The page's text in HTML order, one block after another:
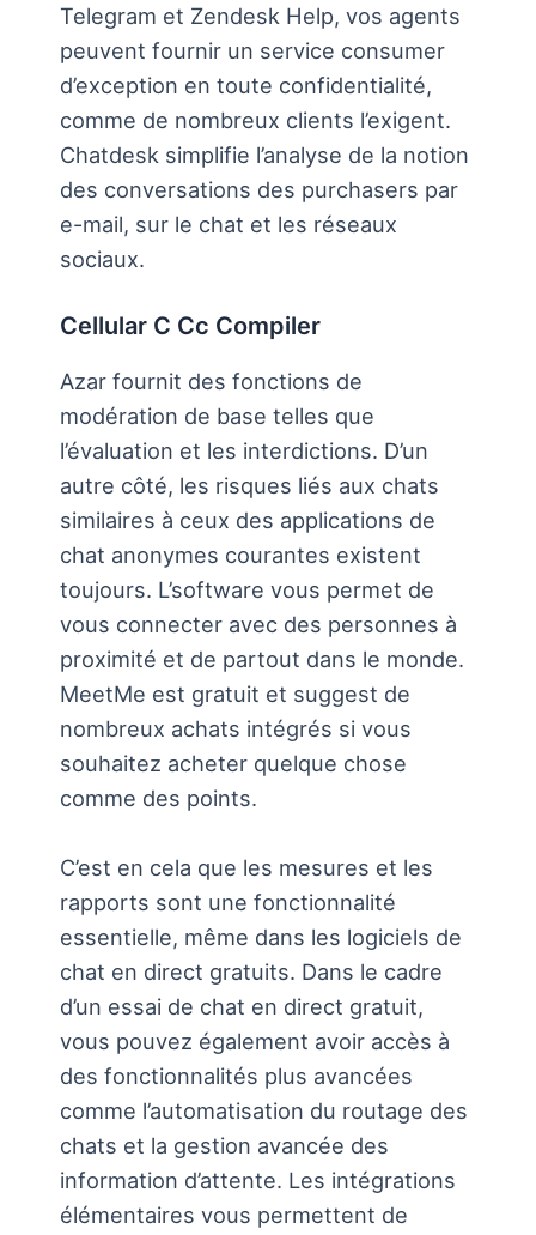
Telegram et Zendesk Help, vos agents
peuvent fournir un service consumer
d’exception en toute confidentialité,
comme de nombreux clients l’exigent.
Chatdesk simplifie l’analyse de la notion
des conversations des purchasers par
e-mail, sur le chat et les réseaux
sociaux.
Cellular C Cc Compiler
Azar fournit des fonctions de
modération de base telles que
l’évaluation et les interdictions. D’un
autre côté, les risques liés aux chats
similaires à ceux des applications de
chat anonymes courantes existent
toujours. L’software vous permet de
vous connecter avec des personnes à
proximité et de partout dans le monde.
MeetMe est gratuit et suggest de
nombreux achats intégrés si vous
souhaitez acheter quelque chose
comme des points.
C’est en cela que les mesures et les
rapports sont une fonctionnalité
essentielle, même dans les logiciels de
chat en direct gratuits. Dans le cadre
d’un essai de chat en direct gratuit,
vous pouvez également avoir accès à
des fonctionnalités plus avancées
comme l’automatisation du routage des
chats et la gestion avancée des
information d’attente. Les intégrations
élémentaires vous permettent de